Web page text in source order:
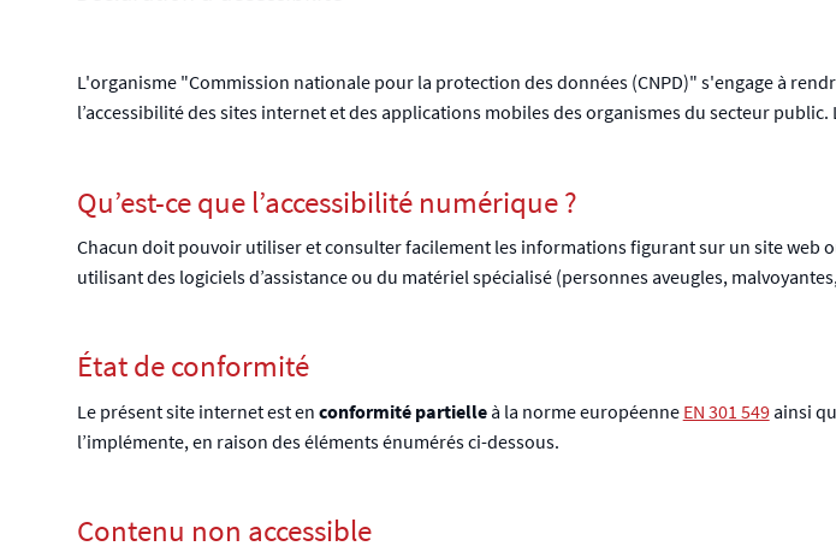
L'organisme "Commission nationale pour la protection des données (CNPD)" s'engage à
l’accessibilité des sites internet et des applications mobiles des organismes du secteur
Qu’est-ce que l’accessibilité numérique ?
Chacun doit pouvoir utiliser et consulter facilement les informations figurant sur un site
utilisant des logiciels d’assistance ou du matériel spécialisé (personnes aveugles,
État de conformité
Le présent site internet est en conformité partielleà la norme européenne EN 301 549ainsi
l’implémente, en raison des éléments énumérés ci-dessous.
Contenu non accessible